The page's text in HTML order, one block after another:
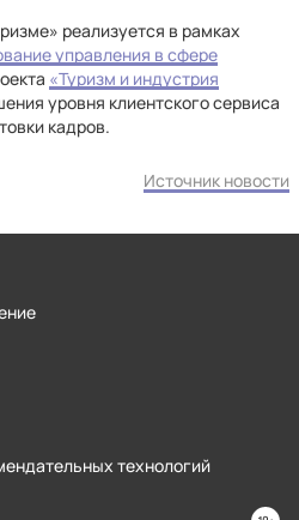
реализуется в рамках
управления в сфере
«Туризм и индустрия
уровня клиентского сервиса
кадров.
Источник новости
технологий